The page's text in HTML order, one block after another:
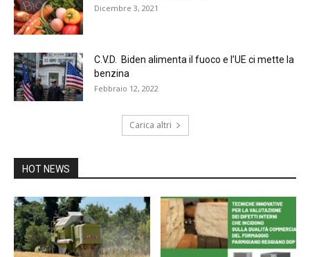
Dicembre 3, 2021
C.V.D. Biden alimenta il fuoco e l’UE ci mette la
benzina
Febbraio 12, 2022
Carica altri
HOT NEWS